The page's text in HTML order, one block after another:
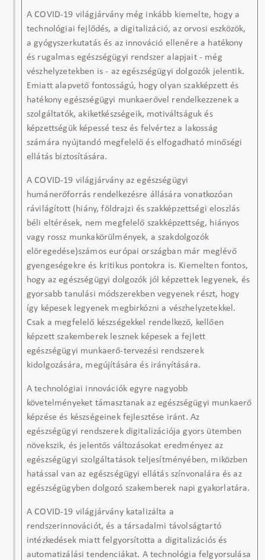
A COVID-19 világjárvány még inkább kiemelte, hogy a
technológiai fejlődés, a digitalizáció, az orvosi eszközök,
a gyógyszerkutatás és az innováció ellenére a hatékony
és rugalmas egészségügyi rendszer alapjait - még
vészhelyzetekben is - az egészségügyi dolgozók jelentik.
Emiattalapvető fontosságú, hogy olyanszakképzett és
hatékony egészségügyi munkaerővel rendelkezzenek a
szolgáltatók, akiketkészségeik, motiváltságuk és
képzettségük képessé tesz és felvértez a lakosság
számára nyújtandó megfelelő és elfogadható minőségi
ellátás biztosítására.
A COVID-19 világjárvány az egészségügyi
humánerőforrás rendelkezésre állására vonatkozóan
rávilágított (hiány, földrajzi és szakképzettségieloszlás
béli eltérések, nem megfelelő szakképzettség, hiányos
vagy rossz munkakörülmények, a szakdolgozók
elöregedése)számos európai országban már meglévő
gyengeségekre és kritikus pontokra is. Kiemelten fontos,
hogy az egészségügyi dolgozók jól képzettek legyenek, és
gyorsabb tanulási módszerekben vegyenek részt, hogy
így képesek legyenek megbirkózni a vészhelyzetekkel.
Csak a megfelelő készségekkel rendelkező, kellően
képzettszakemberek lesznek képesek a fejlett
egészségügyi munkaerő-tervezési rendszerek
kidolgozására, megújítására és irányítására.
A technológiai innovációk egyre nagyobb
követelményeket támasztanak az egészségügyi munkaerő
képzése és készségeinek fejlesztése iránt. Az
egészségügyi rendszerek digitalizációja gyors ütemben
növekszik, és jelentős változásokat eredményez az
egészségügyi szolgáltatások teljesítményében, miközben
hatással van az egészségügyi ellátás színvonalára és az
egészségügyben dolgozó szakemberek napi gyakorlatára.
A COVID-19 világjárvány katalizálta a
rendszerinnovációt, és a társadalmi távolságtartó
intézkedések miatt felgyorsította a digitalizációs és
automatizálási tendenciákat. A technológia felgyorsulása